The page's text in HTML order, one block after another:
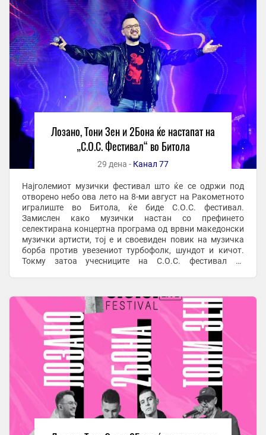
Лозано, Тони Зен и 2Бона ќе настапат на
„С.О.С. Фестивал“ во Битола
29 дена - Канал 77
Најголемиот музички фестивал што ќе се одржи под
отворено небо ова лето на 8-ми август на Ракометното
игралиште во Битола, ќе биде С.О.С. фестивал.
Замислен како музички настан со префинето
селектирана концертна програма од врвни македонски
музички артисти, тој е и своевиден повик на музичка
борба против увезениот турбофолк, шундот и кичот.
Токму затоа учесниците на С.О.С. фестивал се